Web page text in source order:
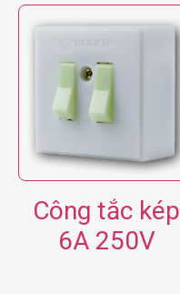
Công tắc kép
6A 250V